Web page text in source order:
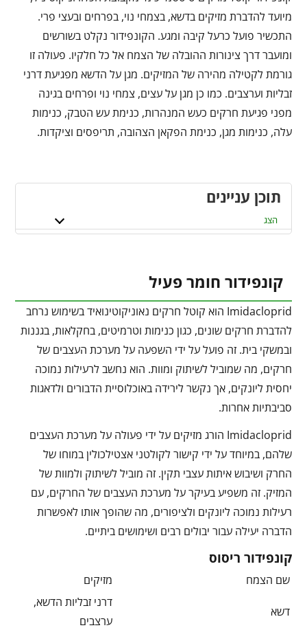
מיועד להדברת מזיקים בדשא, בצמחי נוי, בפרחים ובעצי פרי.
התכשיר פועל כרעל קיבה ומגע. הקונפידור נקלט בשורשים
ומועבר דרך צינורות ההובלה של הצמח אל כל חלקיו. פעולה זו
גורמת לקטילה מהירה של המזיקים. מגן על הדשא מפגיעת דרני
זבליות וערצבים. כמו כן מגן על עצים, צמחי נוי ופרחים בגינה
מפני פגיעת חרקים כעש המנהרות, כנימת עש הטבק, כנימות
עלה, כנימות מגן, כנימת הפקאן הצהובה, תריפסים וציקדות.
תוכן עניינים
הצג
קונפידור חומר פעיל
Imidacloprid הוא קוטל חרקים נאוניקוטינואיד בשימוש נרחב
להדברת חרקים שונים, כגון כנימות וטרמיטים, בחקלאות, בגננות
ובמשקי בית. זה פועל על ידי השפעה על מערכת העצבים של
חרקים, מה שמוביל לשיתוק ומוות. הוא נחשב לרעילות נמוכה
יחסית ליונקים, אך נקשר לירידה באוכלוסיית הדבורים ולדאגות
סביבתיות אחרות.
Imidacloprid הורג מזיקים על ידי פעולה על מערכת העצבים
שלהם, במיוחד על ידי קישור לקולטני אצטילכולין במוחו של
החרק ושיבוש איתות עצבי תקין. זה מוביל לשיתוק ולמוות של
המזיק. זה משפיע בעיקר על מערכת העצבים של החרקים, עם
רעילות נמוכה ליונקים ולציפורים, מה שהופך אותו לאפשרות
הדברה יעילה עבור יבולים רבים ושימושים ביתיים.
קונפידור ריסוס
שם הצמח מזיקים
דשא
דרני זבליות הדשא,
ערצבים